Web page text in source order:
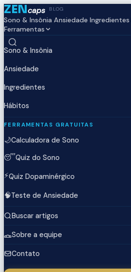
ZENcaps BLOG
Sono & Insônia Ansiedade Ingredientes
Ferramentas
Sono & Insônia
Ansiedade
Ingredientes
Hábitos
FERRAMENTAS GRATUITAS
🌙Calculadora de Sono
😴Quiz do Sono
⚡Quiz Dopaminérgico
🧠Teste de Ansiedade
Buscar artigos
Sobre a equipe
Contato